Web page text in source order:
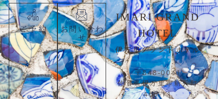
ご予約 お問い合わ
せ
IMARI GRAND
HOTEL
伊万里グランドホテル
〒848-0041
佐賀県伊万里市新天町
466-11